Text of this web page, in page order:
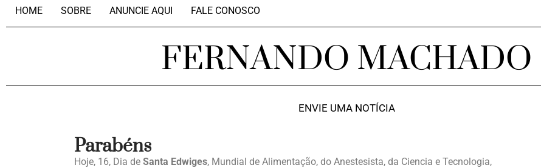
HOME SOBRE ANUNCIE AQUI FALE CONOSCO
FERNANDO MACHADO
ENVIE UMA NOTÍCIA
Parabéns
Hoje, 16, Dia de Santa Edwiges, Mundial de Alimentação, do Anestesista, da Ciencia e Tecnologia,